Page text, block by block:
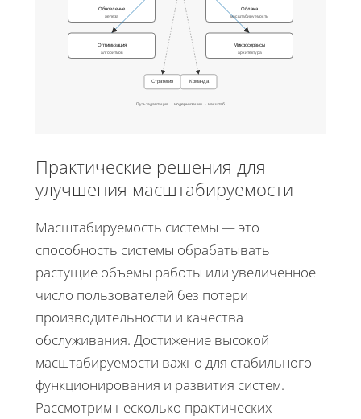
Обновление
железа
Облака
масштабируемость
Оптимизация
алгоритмов
Микросервисы
архитектура
Стратегия Команда
Путь: адаптация → модернизация → масштаб
Практические решения для
улучшения масштабируемости
Масштабируемость системы — это
способность системы обрабатывать
растущие объемы работы или увеличенное
число пользователей без потери
производительности и качества
обслуживания. Достижение высокой
масштабируемости важно для стабильного
функционирования и развития систем.
Рассмотрим несколько практических